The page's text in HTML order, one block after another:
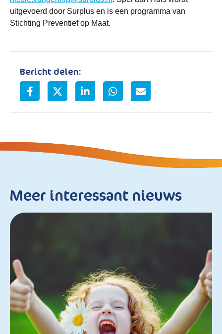
uitgevoerd door Surplus en is een programma van
Stichting Preventief op Maat.
Bericht delen:
Meer interessant nieuws